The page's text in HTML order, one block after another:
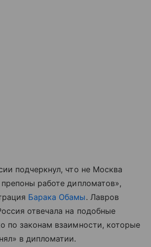
подчеркнул, что не Москва
работе дипломатов»,
Барака Обамы. Лавров
отвечала на подобные
по законам взаимности, которые
в дипломатии.